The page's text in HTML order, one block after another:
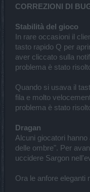
CORREZIONI DI
Stabilità del gioco
In rare occasioni il
tasto rapido Q per
aver cliccato sulla
problema è stato
Quando si usava il
fila e molto
problema è stato
Dragan
Alcuni giocatori
delle ombre". Per
uccidere Sargon
Ora le anfore eleganti